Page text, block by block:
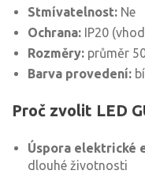
Stmívatelnost: Ne
Ochrana: IP20
Rozměry: průměr
Barva provedení:
Proč zvolit LED
Úspora elektrické
dlouhé životnosti